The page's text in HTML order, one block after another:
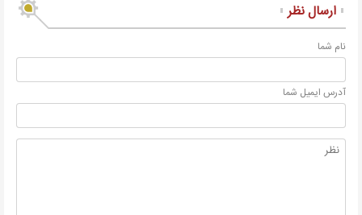
ارسال نظر
نام شما
آدرس ايميل شما